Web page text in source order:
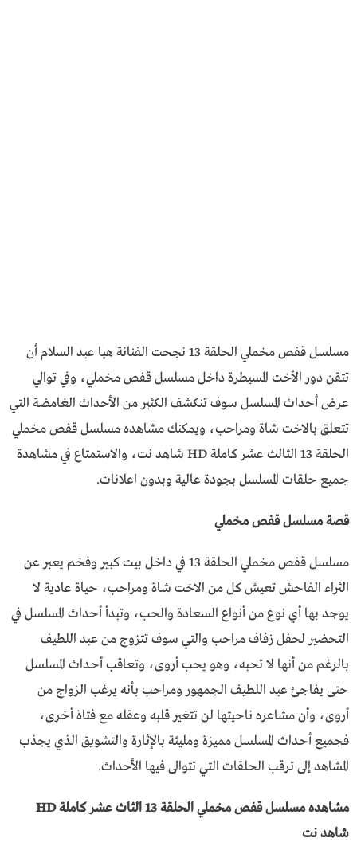
مسلسل قفص مخملي الحلقة 13 نجحت الفنانة هيا عبد السلام أن
تتقن دور الأخت المسيطرة داخل مسلسل قفص مخملي، وفي توالي
عرض أحداث المسلسل سوف تنكشف الكثير من الأحداث الغامضة التي
تتعلق بالاخت شاة ومراحب، ويمكنك مشاهده مسلسل قفص مخملي
الحلقة 13 الثالث عشر كاملة HD شاهد نت، والاستمتاع في مشاهدة
جميع حلقات المسلسل بجودة عالية وبدون اعلانات.
قصة مسلسل قفص مخملي
مسلسل قفص مخملي الحلقة 13 في داخل بيت كبير وفخم يعبر عن
الثراء الفاحش تعيش كل من الاخت شاة ومراحب، حياة عادية لا
يوجد بها أي نوع من أنواع السعادة والحب، وتبدأ أحداث المسلسل في
التحضير لحفل زفاف مراحب والتي سوف تتزوج من عبد اللطيف
بالرغم من أنها لا تحبه، وهو يحب أروى، وتعاقب أحداث المسلسل
حتى يفاجئ عبد اللطيف الجمهور ومراحب بأنه يرغب الزواج من
أروى، وأن مشاعره ناحيتها لن تتغير قلبه وعقله مع فتاة أخرى،
فجميع أحداث المسلسل مميزة ومليئة بالإثارة والتشويق الذي يجذب
المشاهد إلى ترقب الحلقات التي تتوالى فيها الأحداث.
مشاهده مسلسل قفص مخملي الحلقة 13 الثاث عشر كاملة HD
شاهد نت